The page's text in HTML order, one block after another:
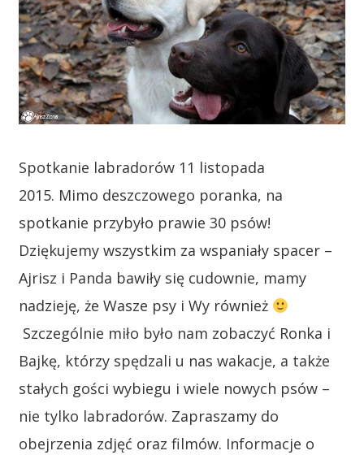
Spotkanie labradorów 11 listopada
2015. Mimo deszczowego poranka, na
spotkanie przybyło prawie 30 psów!
Dziękujemy wszystkim za wspaniały spacer –
Ajrisz i Panda bawiły się cudownie, mamy
nadzieję, że Wasze psy i Wy również
Szczególnie miło było nam zobaczyć Ronka i
Bajkę, którzy spędzali u nas wakacje, a także
stałych gości wybiegu i wiele nowych psów –
nie tylko labradorów. Zapraszamy do
obejrzenia zdjęć oraz filmów. Informacje o